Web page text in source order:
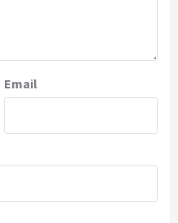
Email